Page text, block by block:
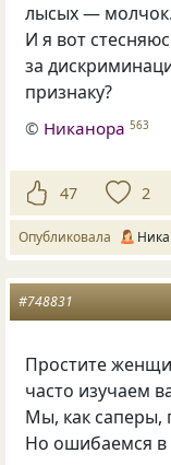
лысых — молчок.
И я вот
за
признаку?
© Никанора 563
47 2
Опубликовала
#748831
Простите
часто изучаем
Мы, как
Но ошибаемся в